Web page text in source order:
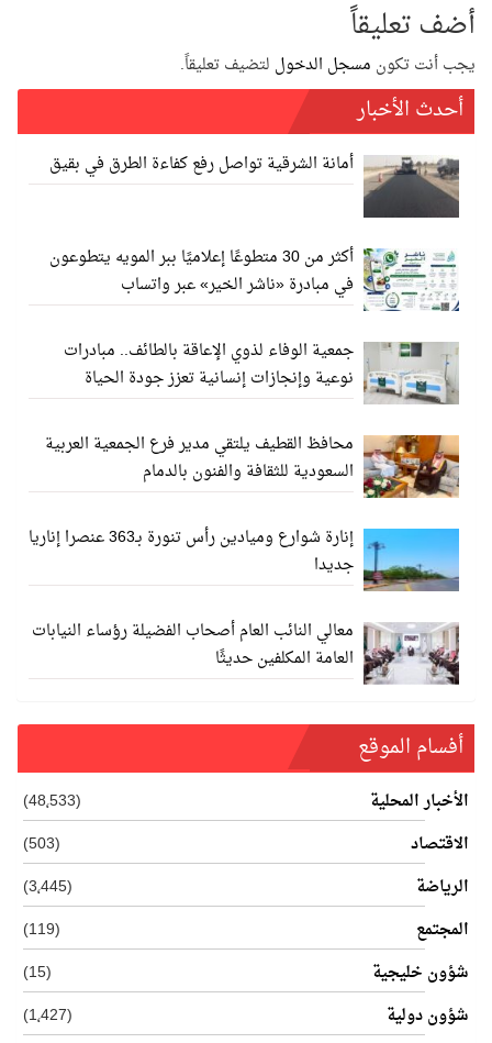
أضف تعليقاً
يجب أنت تكون مسجل الدخول لتضيف تعليقاً.
أحدث الأخبار
أمانة الشرقية تواصل رفع كفاءة الطرق في بقيق
أكثر من 30 متطوعًا إعلاميًا ببر المويه يتطوعون
في مبادرة «ناشر الخير» عبر واتساب
جمعية الوفاء لذوي الإعاقة بالطائف.. مبادرات
نوعية وإنجازات إنسانية تعزز جودة الحياة
محافظ القطيف يلتقي مدير فرع الجمعية العربية
السعودية للثقافة والفنون بالدمام
إنارة شوارع وميادين رأس تنورة بـ363 عنصرا إناريا
جديدا
معالي النائب العام أصحاب الفضيلة رؤساء النيابات
العامة المكلفين حديثًا
أفسام الموقع
الأخبار المحلية
(48٬533)
الاقتصاد
(503)
الرياضة
(3٬445)
المجتمع
(119)
شؤون خليجية
(15)
شؤون دولية
(1٬427)